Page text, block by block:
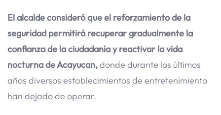
El alcalde consideró que el reforzamiento de la
seguridad permitirá recuperar gradualmente la
confianza de la ciudadanía y reactivar la vida
nocturna de Acayucan,donde durante los últimos
años diversos establecimientos de entretenimiento
han dejado de operar.